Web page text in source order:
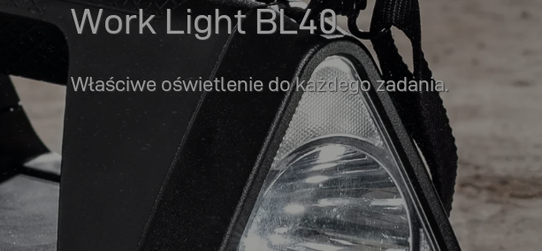
Work Light BL40
Właściwe oświetlenie do każdego zadania.